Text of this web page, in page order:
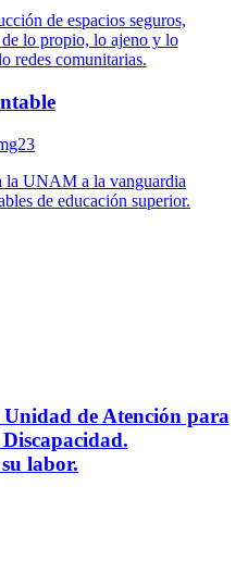
de espacios seguros,
lo propio, lo ajeno y lo
redes comunitarias.
la UNAM a la vanguardia
de educación superior.
de Atención para
labor.